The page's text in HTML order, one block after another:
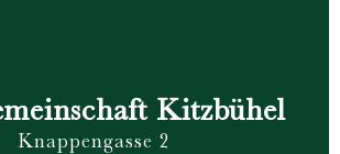
Kitzbühel
Knappengasse 2